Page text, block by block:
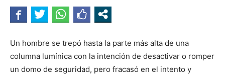
Un hombre se trepó hasta la parte más alta de una
columna lumínica con la intención de desactivar o romper
un domo de seguridad, pero fracasó en el intento y